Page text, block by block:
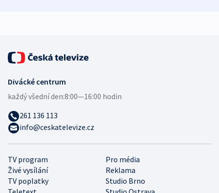
TV program
Pro média
Živé vysílání
Reklama
TV poplatky
Studio Brno
Divácké centrum
každý všední den:8:00—16:00 hodin
261 136 113
info@ceskatelevize.cz